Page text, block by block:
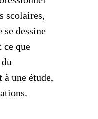
scolaires,
dessine
ce que
du
une étude,